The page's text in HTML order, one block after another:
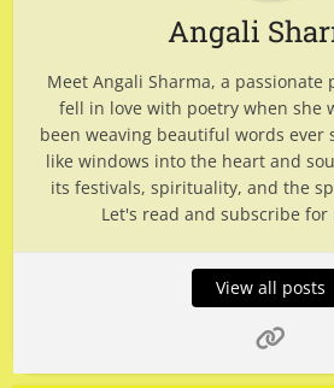
Angali
Meet Angali Sharma, a passionate
fell in love with poetry when she
been weaving beautiful words ever
like windows into the heart and
its festivals, spirituality, and the
Let's read and subscribe for
View all posts